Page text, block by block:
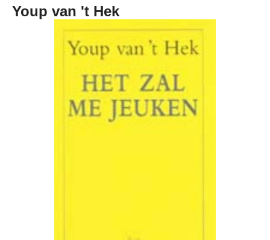
Veiligbetalen
Youp van 't Hek